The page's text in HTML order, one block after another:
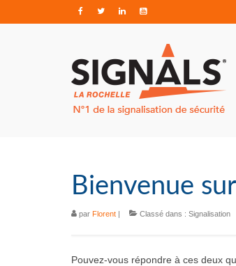
Bienvenue
par Florent | Classé dans : Signalisation
Pouvez-vous répondre à ces deux